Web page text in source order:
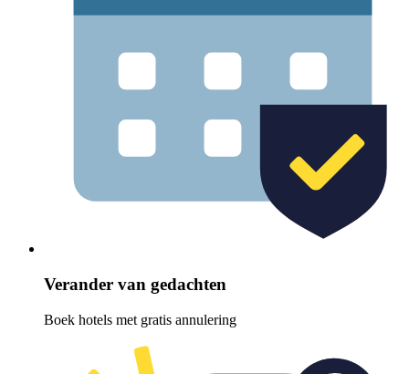
Verander van gedachten
Boek hotels met gratis annulering